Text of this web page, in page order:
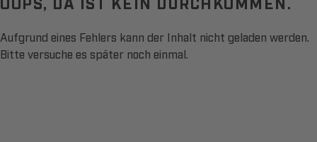
Aufgrund eines Fehlers kann der Inhalt nicht geladen werden.
Bitte versuche es später noch einmal.